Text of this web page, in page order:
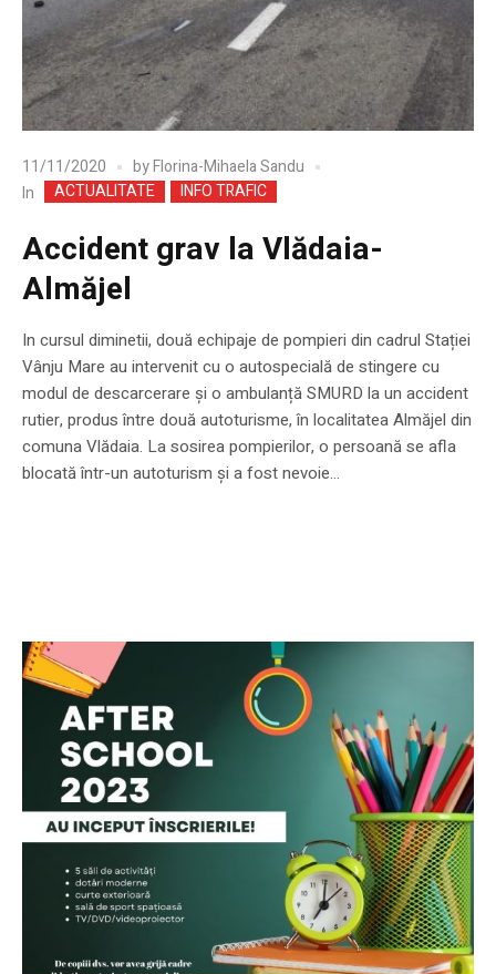
11/11/2020 byFlorina-Mihaela Sandu
In
ACTUALITATE INFO TRAFIC
Accident grav la Vlădaia-
Almăjel
In cursul diminetii, două echipaje de pompieri din cadrul Stației
Vânju Mare au intervenit cu o autospecială de stingere cu
modul de descarcerare și o ambulanță SMURD la un accident
rutier, produs între două autoturisme, în localitatea Almăjel din
comuna Vlădaia. La sosirea pompierilor, o persoană se afla
blocată într-un autoturism și a fost nevoie...